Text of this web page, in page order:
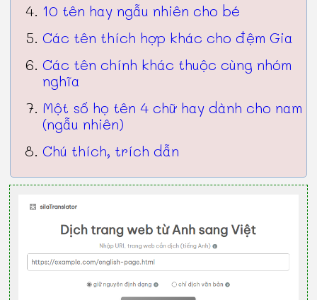
10 tên hay ngẫu nhiên cho bé
Các tên thích hợp khác cho đệm Gia
Các tên chính khác thuộc cùng nhóm
nghĩa
Một số họ tên 4 chữ hay dành cho nam
(ngẫu nhiên)
Chú thích, trích dẫn